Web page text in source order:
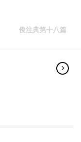
俊注典第十八篇